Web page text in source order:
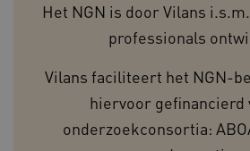
Het NGN is door Vilans
professionals
Vilans faciliteert het NGN-
hiervoor gefinancierd
onderzoekconsortia:
CookieScriptConsent